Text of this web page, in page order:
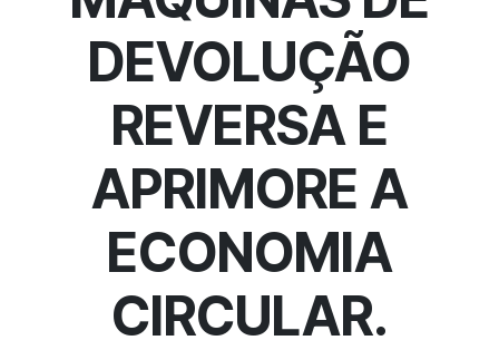
DEVOLUÇÃO
REVERSA E
APRIMORE A
ECONOMIA
CIRCULAR.